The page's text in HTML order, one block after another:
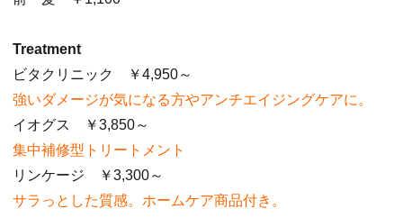
Treatment
ビタクリニック ￥4,950～
強いダメージが気になる方やアンチエイジングケアに。
イオグス ￥3,850～
集中補修型トリートメント
リンケージ ￥3,300～
サラっとした質感。ホームケア商品付き。